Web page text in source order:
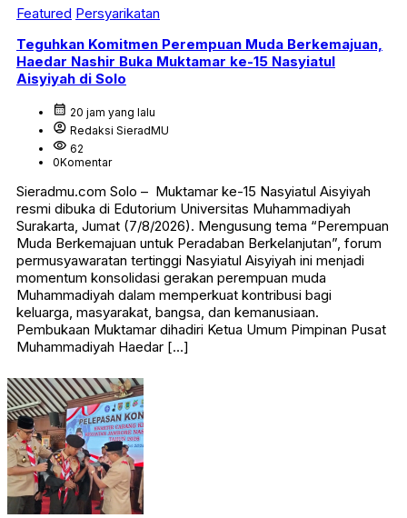
Featured Persyarikatan
Teguhkan Komitmen Perempuan Muda Berkemajuan,
Haedar Nashir Buka Muktamar ke-15 Nasyiatul
Aisyiyah di Solo
calendar_month 20 jam yang lalu
account_circle Redaksi SieradMU
visibility 62
0Komentar
Sieradmu.com Solo – Muktamar ke-15 Nasyiatul Aisyiyah
resmi dibuka di Edutorium Universitas Muhammadiyah
Surakarta, Jumat (7/8/2026). Mengusung tema “Perempuan
Muda Berkemajuan untuk Peradaban Berkelanjutan”, forum
permusyawaratan tertinggi Nasyiatul Aisyiyah ini menjadi
momentum konsolidasi gerakan perempuan muda
Muhammadiyah dalam memperkuat kontribusi bagi
keluarga, masyarakat, bangsa, dan kemanusiaan.
Pembukaan Muktamar dihadiri Ketua Umum Pimpinan Pusat
Muhammadiyah Haedar […]